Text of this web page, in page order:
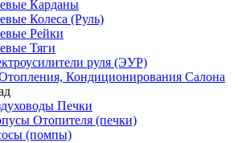
Карданы
Колеса (Руль)
Рейки
Тяги
руля (ЭУР)
Кондиционирования Салона
Печки
Отопителя (печки)
(помпы)